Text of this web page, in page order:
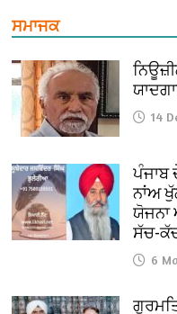
ਸਮਾਜਕ
14
ਪੰਜਾਬ
ਨਾਂਅ
ਯੋਜਨਾ
ਸੱਚ-
6